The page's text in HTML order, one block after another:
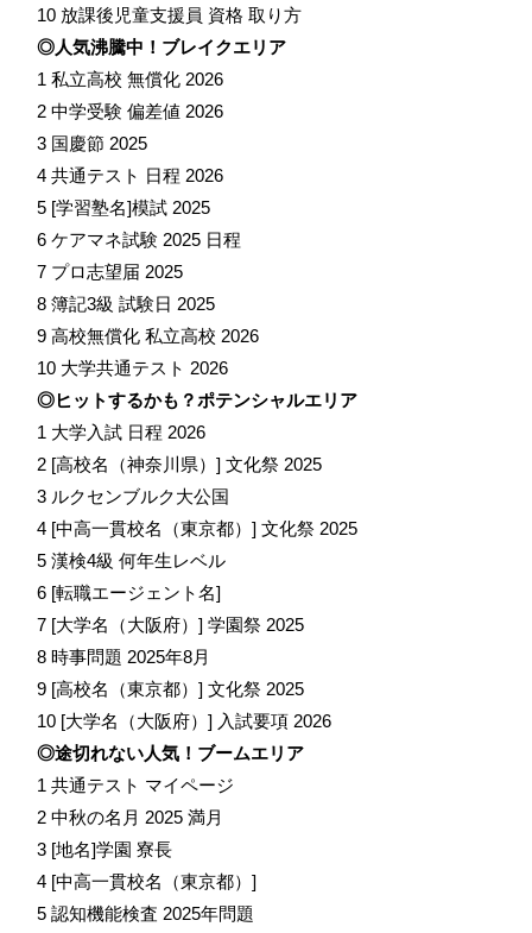
10 放課後児童支援員 資格 取り方
◎人気沸騰中！ブレイクエリア
1 私立高校 無償化 2026
2 中学受験 偏差値 2026
3 国慶節 2025
4 共通テスト 日程 2026
5 [学習塾名]模試 2025
6 ケアマネ試験 2025 日程
7 プロ志望届 2025
8 簿記3級 試験日 2025
9 高校無償化 私立高校 2026
10 大学共通テスト 2026
◎ヒットするかも？ポテンシャルエリア
1 大学入試 日程 2026
2 [高校名（神奈川県）] 文化祭 2025
3 ルクセンブルク大公国
4 [中高一貫校名（東京都）] 文化祭 2025
5 漢検4級 何年生レベル
6 [転職エージェント名]
7 [大学名（大阪府）] 学園祭 2025
8 時事問題 2025年8月
9 [高校名（東京都）] 文化祭 2025
10 [大学名（大阪府）] 入試要項 2026
◎途切れない人気！ブームエリア
1 共通テスト マイページ
2 中秋の名月 2025 満月
3 [地名]学園 寮長
4 [中高一貫校名（東京都）]
5 認知機能検査 2025年問題